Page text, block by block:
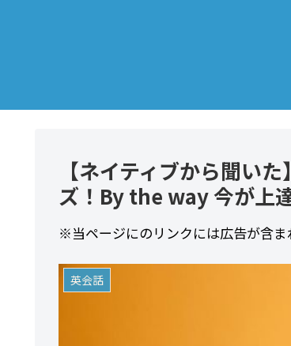
【ネイティブから聞い
ズ！By the way 今が上
※当ページにのリンクには広告が含ま
英会話